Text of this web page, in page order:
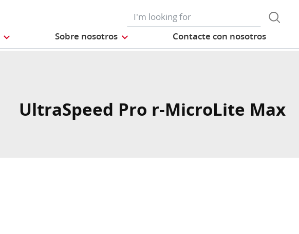
Sobre nosotros Contacte con nosotros
UltraSpeed Pro r-MicroLite Max